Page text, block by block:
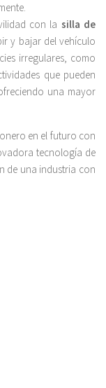
con la silla de
y bajar del vehículo
irregulares, como
que pueden
una mayor
en el futuro con
tecnología de
de una industria con